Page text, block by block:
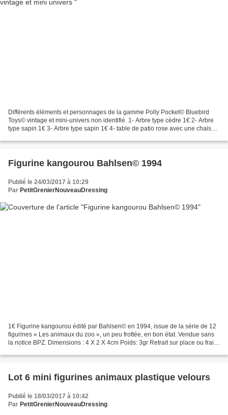
Différents éléments et personnages de la gamme Polly Pocket© Bluebird
Toys© vintage et mini-univers non identifié. 1- Arbre type cèdre 1€ 2- Arbre
type sapin 1€ 3- Arbre type sapin 1€ 4- table de patio rose avec une chaise
Figurine kangourou Bahlsen© 1994
Publié le 24/03/2017 à 10:29
Par PetitGrenierNouveauDressing
1€ Figurine kangourou édité par Bahlsen© en 1994, issue de la série de 12
figurines « Les animaux du zoo », un peu frottée, en bon état. Vendue sans
la notice BPZ. Dimensions : 4 X 2 X 4cm Poids: 3gr Retrait sur place ou frais
Lot 6 mini figurines animaux plastique velours
Publié le 18/03/2017 à 10:42
Par PetitGrenierNouveauDressing